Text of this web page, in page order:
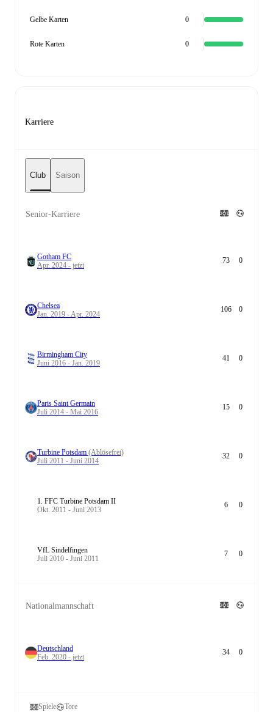
Gelbe Karten 0
Rote Karten 0
Karriere
Club Saison
Senior-Karriere
Gotham FC
Apr. 2024 - jetzt
73 0
Chelsea
Jan. 2019 - Apr. 2024
106 0
Birmingham City
Juni 2016 - Jan. 2019
41 0
Paris Saint Germain
Juli 2014 - Mai 2016
15 0
Turbine Potsdam (Ablösefrei)
Juli 2011 - Juni 2014
32 0
1. FFC Turbine Potsdam II
Okt. 2011 - Juni 2013
6 0
VfL Sindelfingen
Juli 2010 - Juni 2011
7 0
Nationalmannschaft
Deutschland
Feb. 2020 - jetzt
34 0
Spiele Tore